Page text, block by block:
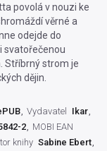
povolá v nouzi ke
věrné a
odejde do
svatořečenou
Stříbrný strom je
dějin.
Vydavatel Ikar
2
MOBI EAN
knihy Sabine Ebert